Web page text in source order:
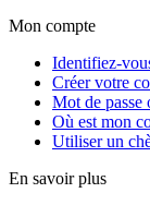
Mon compte
Identifiez-
Créer votre
Mot de passe
Où est mon
Utiliser un
En savoir plus